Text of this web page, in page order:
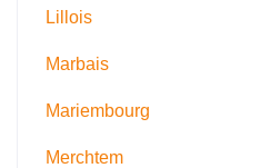
Lillois
Marbais
Mariembourg
Merchtem